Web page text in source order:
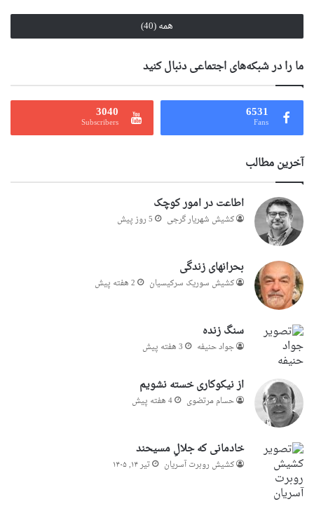
همه (40)
ما را در شبکه‌های اجتماعی دنبال کنید
6531
Fans
3040
Subscribers
آخرین مطالب
اطاعت در امور کوچک
کشیش شهریار گرجى 5 روز پیش
بحرانهای زندگی
کشیش سوریک سرکیسیان 2 هفته پیش
سنگ زنده
جواد حنیفه 3 هفته پیش
از نیکوکاری خسته نشویم
حسام مرتضوی 4 هفته پیش
خادمانی که جلالِ مسیحند
کشیش روبرت آسریان تیر ۱۴, ۱۴۰۵